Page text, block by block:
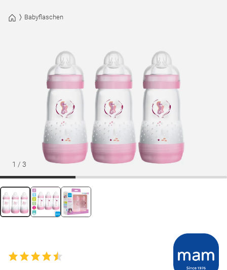
Babyflaschen
1 / 3